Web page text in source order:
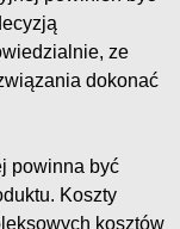
ze
dokonać
powinna być
Koszty
kosztów